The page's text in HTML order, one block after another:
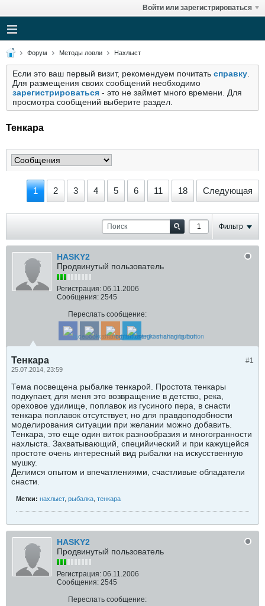
Войти или зарегистрироваться
Форум Методы ловли Нахлыст
Если это ваш первый визит, рекомендуем почитать справку
Для размещения своих сообщений необходимо
зарегистрироваться - это не займет много времени. Для
просмотра сообщений выберите раздел.
Тенкара
1 2 3 4 5 6 11 18 Следующая
Фильтр
HASKY2
Продвинутый пользователь
Регистрация: 06.11.2006
Сообщения: 2545
Переслать сообщение:
#1
Тенкара
25.07.2014, 23:59
Тема посвещена рыбалке тенкарой. Простота тенкары
подкупает, для меня это возвращение в детство, река,
ореховое удилище, поплавок из гусиного пера, в снасти
тенкара поплавок отсутствует, но для правдоподобности
моделирования ситуации при желании можно добавить.
Тенкара, это еще один виток разнообразия и многогранности
нахлыста. Захватывающий, специйический и при кажущейся
простоте очень интересный вид рыбалки на искусственную
мушку.
Делимся опытом и впечатлениями, счастливые обладатели
снасти.
Метки: нахлыст, рыбалка тенкара
HASKY2
Продвинутый пользователь
Регистрация: 06.11.2006
Сообщения: 2545
Переслать сообщение: